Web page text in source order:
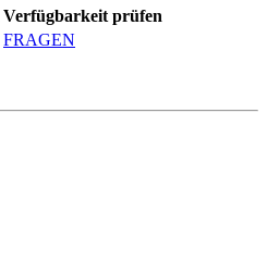
Verfügbarkeit prüfen
FRAGEN